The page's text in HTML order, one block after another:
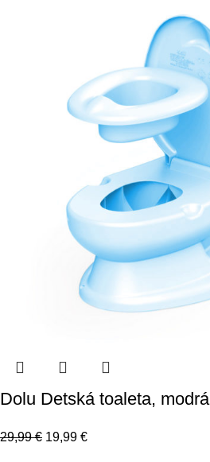
Dolu Detská toaleta, modrá
29,99€ 19,99 €